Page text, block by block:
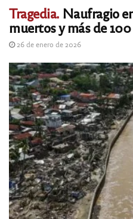
Tragedia. Naufragio
muertos y más de
26 de enero de 2026